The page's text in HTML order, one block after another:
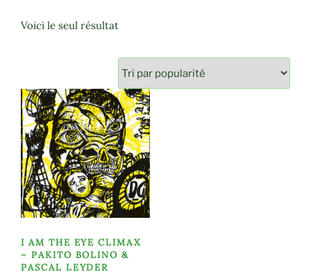
Voici le seul résultat
I AM THE EYE CLIMAX
– PAKITO BOLINO &
PASCAL LEYDER